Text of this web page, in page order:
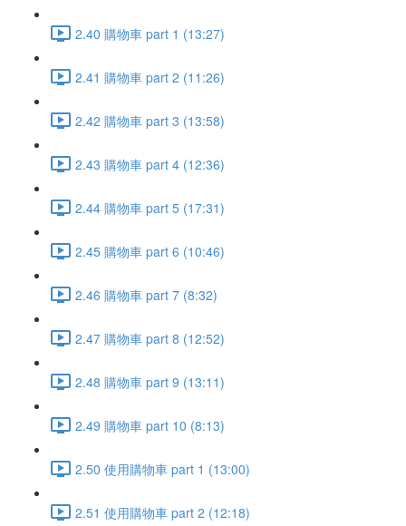
2.40 購物車 part 1 (13:27)
2.41 購物車 part 2 (11:26)
2.42 購物車 part 3 (13:58)
2.43 購物車 part 4 (12:36)
2.44 購物車 part 5 (17:31)
2.45 購物車 part 6 (10:46)
2.46 購物車 part 7 (8:32)
2.47 購物車 part 8 (12:52)
2.48 購物車 part 9 (13:11)
2.49 購物車 part 10 (8:13)
2.50 使用購物車 part 1 (13:00)
2.51 使用購物車 part 2 (12:18)